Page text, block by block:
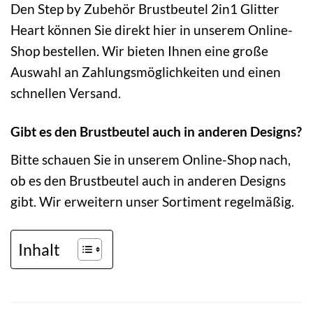
Den Step by Zubehör Brustbeutel 2in1 Glitter
Heart können Sie direkt hier in unserem Online-
Shop bestellen. Wir bieten Ihnen eine große
Auswahl an Zahlungsmöglichkeiten und einen
schnellen Versand.
Gibt es den Brustbeutel auch in anderen Designs?
Bitte schauen Sie in unserem Online-Shop nach,
ob es den Brustbeutel auch in anderen Designs
gibt. Wir erweitern unser Sortiment regelmäßig.
Inhalt